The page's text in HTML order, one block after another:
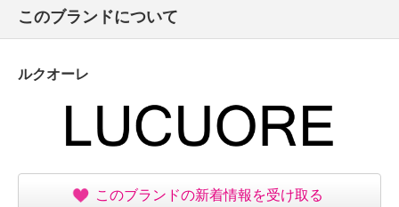
このブランドについて
ルクオーレ
このブランドの新着情報を受け取る